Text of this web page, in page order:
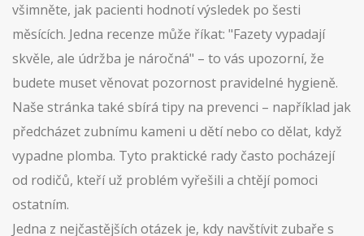
všimněte, jak pacienti hodnotí výsledek po šesti
měsících. Jedna recenze může říkat: "Fazety vypadají
skvěle, ale údržba je náročná" – to vás upozorní, že
budete muset věnovat pozornost pravidelné hygieně.
Naše stránka také sbírá tipy na prevenci – například jak
předcházet zubnímu kameni u dětí nebo co dělat, když
vypadne plomba. Tyto praktické rady často pocházejí
od rodičů, kteří už problém vyřešili a chtějí pomoci
ostatním.
Jedna z nejčastějších otázek je, kdy navštívit zubaře s